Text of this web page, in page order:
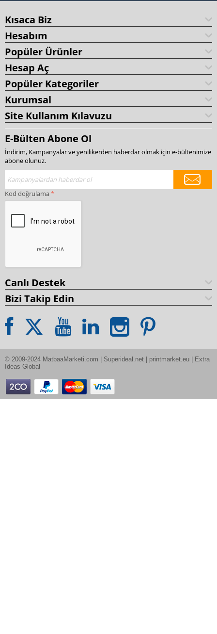
Kısaca Biz
Hesabım
Popüler Ürünler
Hesap Aç
Popüler Kategoriler
Kurumsal
Site Kullanım Kılavuzu
E-Bülten Abone Ol
İndirim, Kampanyalar ve yenilikerden haberdar olmak için e-bültenimize
abone olunuz.
Kod doğrulama
Canlı Destek
Bizi Takip Edin
© 2009-2024 MatbaaMarketi.com | Superideal.net | printmarket.eu | Extra
Ideas Global